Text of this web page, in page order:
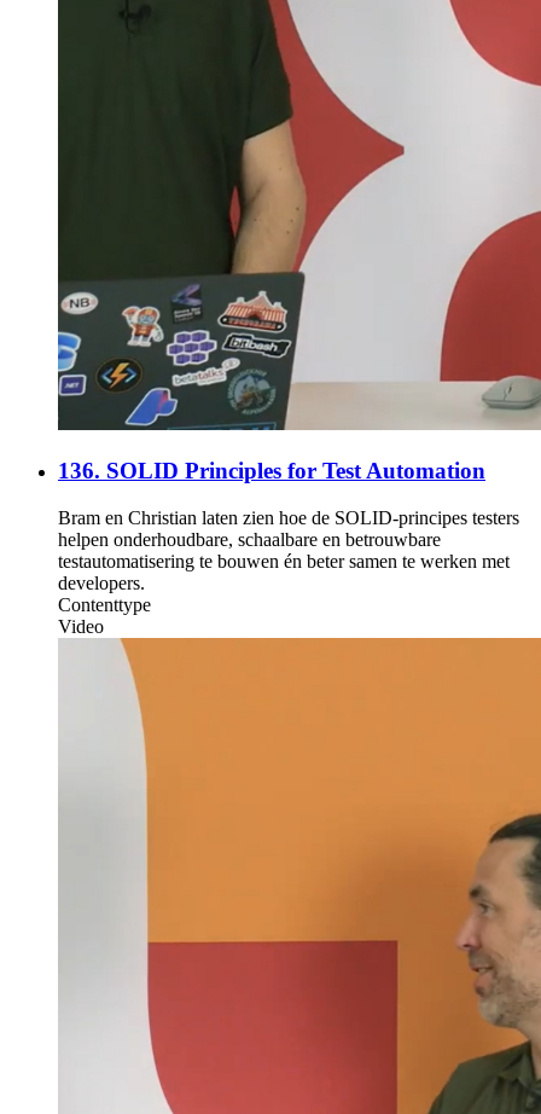
136. SOLID Principles for Test Automation
Bram en Christian laten zien hoe de SOLID-principes testers
helpen onderhoudbare, schaalbare en betrouwbare
testautomatisering te bouwen én beter samen te werken met
developers.
Contenttype
Video